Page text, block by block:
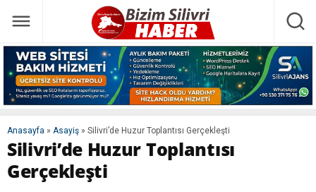
Anasayfa » Asayiş » Silivri’de Huzur Toplantısı Gerçekleşti
Silivri’de Huzur Toplantısı
Gerçekleşti